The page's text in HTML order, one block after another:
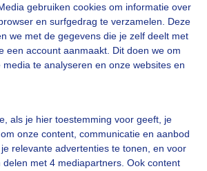
gebruiken cookies om informatie over
en surfgedrag te verzamelen. Deze
we met de gegevens die je zelf deelt met
een account aanmaakt. Dit doen we om
te analyseren en onze websites en
als je hier toestemming voor geeft, je
onze content, communicatie en aanbod
relevante advertenties te tonen, en voor
delen met 4 mediapartners. Ook content
Wolken